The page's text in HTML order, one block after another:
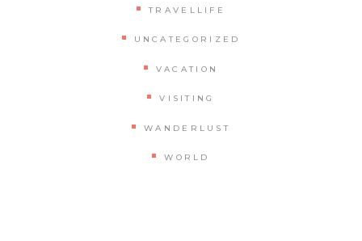
TRAVELLIFE
UNCATEGORIZED
VACATION
VISITING
WANDERLUST
WORLD